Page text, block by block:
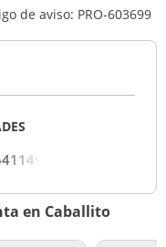
de aviso: PRO-603699
en Caballito